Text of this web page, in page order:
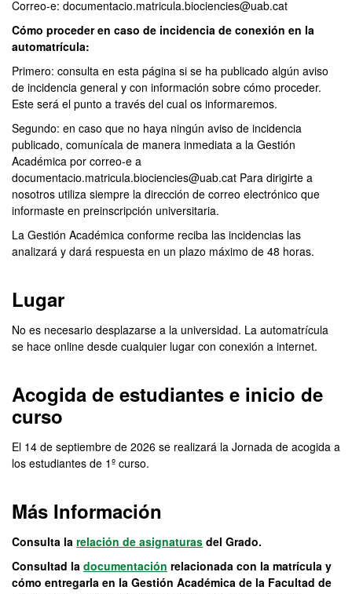
Correo-e: documentacio.matricula.biociencies@uab.cat
Cómo proceder en caso de incidencia de conexión en la
automatrícula:
Primero: consulta en esta página si se ha publicado algún aviso
de incidencia general y con información sobre cómo proceder.
Este será el punto a través del cual os informaremos.
Segundo: en caso que no haya ningún aviso de incidencia
publicado, comunícala de manera inmediata a la Gestión
Académica por correo-e a
documentacio.matricula.biociencies@uab.cat Para dirigirte a
nosotros utiliza siempre la dirección de correo electrónico que
informaste en preinscripción universitaria.
La Gestión Académica conforme reciba las incidencias las
analizará y dará respuesta en un plazo máximo de 48 horas.
Lugar
No es necesario desplazarse a la universidad. La automatrícula
se hace online desde cualquier lugar con conexión a internet.
Acogida de estudiantes e inicio de
curso
El 14 de septiembre de 2026 se realizará la Jornada de acogida a
los estudiantes de 1º curso.
Más Información
Consulta la relación de asignaturas del Grado.
Consultad la documentación relacionada con la matrícula y
cómo entregarla en la Gestión Académica de la Facultad de